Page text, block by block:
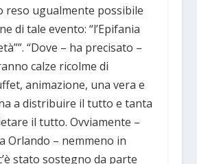
reso ugualmente possibile
di tale evento: “l’Epifania
“Dove – ha precisato –
calze ricolme di
animazione, una vera e
a distribuire il tutto e tanta
il tutto. Ovviamente –
Orlando – nemmeno in
stato sostegno da parte